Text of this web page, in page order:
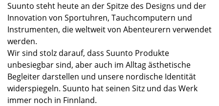
Suunto steht heute an der Spitze des Designs und der
Innovation von Sportuhren, Tauchcomputern und
Instrumenten, die weltweit von Abenteurern verwendet
werden.
Wir sind stolz darauf, dass Suunto Produkte
unbesiegbar sind, aber auch im Alltag ästhetische
Begleiter darstellen und unsere nordische Identität
widerspiegeln. Suunto hat seinen Sitz und das Werk
immer noch in Finnland.